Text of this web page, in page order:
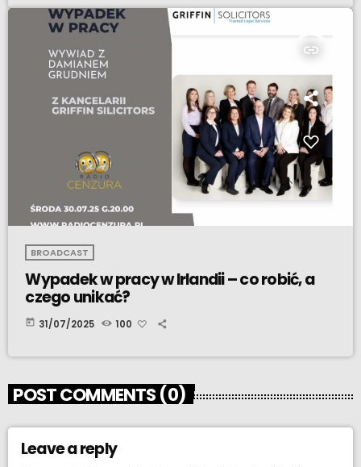
insert_link
BROADCAST
Wypadek w pracy w Irlandii – co robić, a
czego unikać?
today 31/07/2025 100
POST COMMENTS (0)
Leave a reply